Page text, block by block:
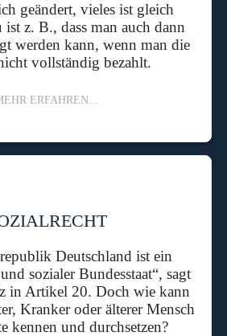
geändert, vieles ist gleich
ist z. B., dass man auch dann
werden kann, wenn man die
vollständig bezahlt.
ERFAHREN…
Deutschland ist ein
sozialer Bundesstaat“, sagt
in Artikel 20. Doch wie kann
Kranker oder älterer Mensch
kennen und durchsetzen?